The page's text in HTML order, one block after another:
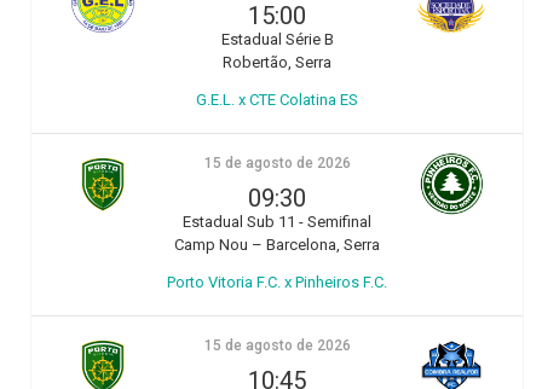
15:00
Estadual Série B
Robertão, Serra
G.E.L. x CTE Colatina ES
15 de agosto de 2026
09:30
Estadual Sub 11 - Semifinal
Camp Nou – Barcelona, Serra
Porto Vitoria F.C. x Pinheiros F.C.
15 de agosto de 2026
10:45